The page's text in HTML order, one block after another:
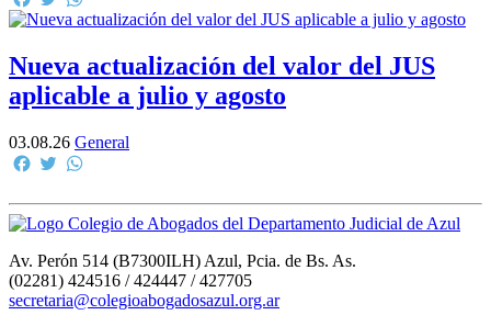
Nueva actualización del valor del JUS
aplicable a julio y agosto
03.08.26 General
Facebook
Twitter
Av. Perón 514 (B7300ILH) Azul, Pcia. de Bs. As.
(02281) 424516 / 424447 / 427705
secretaria@colegioabogadosazul.org.ar